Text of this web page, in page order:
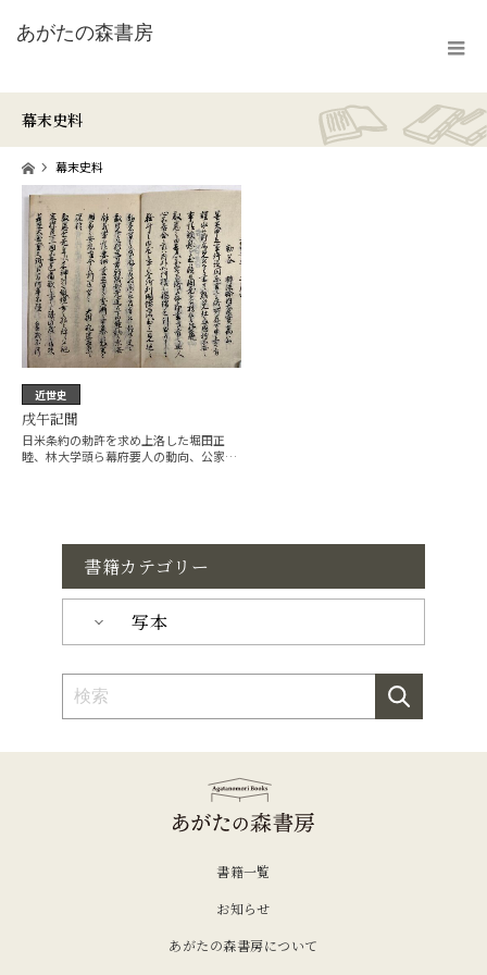
幕末史料
ホーム幕末史料
近世史
戌午記聞
日米条約の勅許を求め上洛した堀田正
睦、林大学頭ら幕府要人の動向、公家衆
書籍カテゴリー
写本
書籍一覧
お知らせ
あがたの森書房について